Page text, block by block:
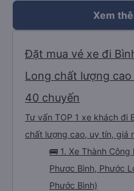
Xem
Đặt mua vé xe đi
Long chất lượng
40 chuyến
Tư vấn TOP 1 xe khách đi
chất lượng cao, uy tín, giá
🚌 1. Xe Thành
Phươc Bình, Phước
Phước Bình)